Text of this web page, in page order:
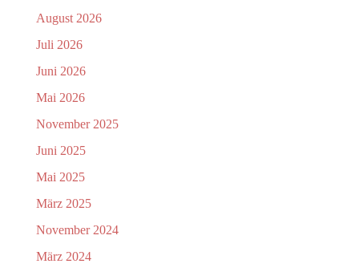
August 2026
Juli 2026
Juni 2026
Mai 2026
November 2025
Juni 2025
Mai 2025
März 2025
November 2024
März 2024